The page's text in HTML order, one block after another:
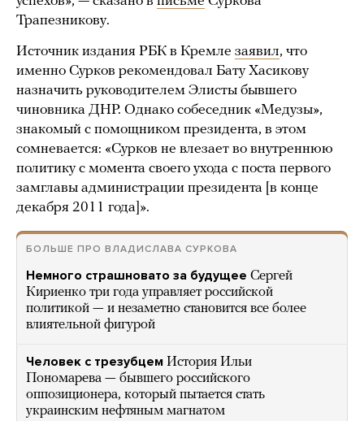
Трапезникову.
Источник издания РБК в Кремле заявил, что
именно Сурков рекомендовал Бату Хасикову
назначить руководителем Элисты бывшего
чиновника ДНР. Однако собеседник «Медузы»,
знакомый с помощником президента, в этом
сомневается: «Сурков не влезает во внутреннюю
политику с момента своего ухода с поста первого
замглавы администрации президента [в конце
декабря 2011 года]».
БОЛЬШЕ ПРО ВЛАДИСЛАВА СУРКОВА
Немного страшновато за будущее Сергей
Кириенко три года управляет российской
политикой — и незаметно становится все более
влиятельной фигурой
Человек с трезубцем История Ильи
Пономарева — бывшего российского
оппозиционера, который пытается стать
украинским нефтяным магнатом